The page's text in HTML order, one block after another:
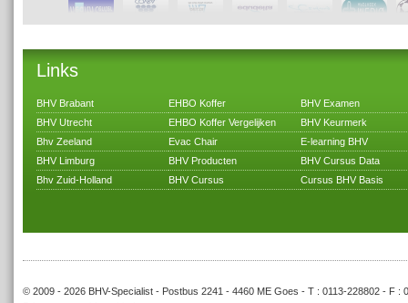
Links
BHV Brabant
BHV Utrecht
Bhv Zeeland
BHV Limburg
Bhv Zuid-Holland
EHBO Koffer
EHBO Koffer Vergelijken
Evac Chair
BHV Producten
BHV Cursus
BHV Examen
BHV Keurmerk
E-learning BHV
BHV Cursus Data
Cursus BHV Basis
© 2009 - 2026 BHV-Specialist - Postbus 2241 - 4460 ME Goes - T : 0113-228802 - F :